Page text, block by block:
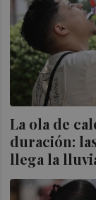
La ola de
duración:
llega la